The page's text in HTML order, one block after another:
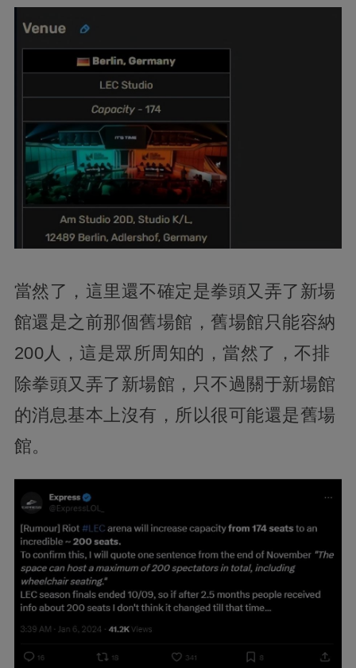
當然了，這里還不確定是拳頭又弄了新場
館還是之前那個舊場館，舊場館只能容納
200人，這是眾所周知的，當然了，不排
除拳頭又弄了新場館，只不過關于新場館
的消息基本上沒有，所以很可能還是舊場
館。